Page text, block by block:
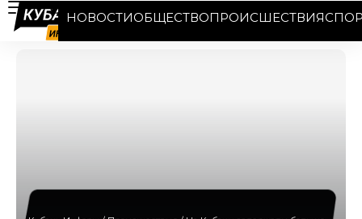
НОВОСТИОБЩЕСТВОПРОИСШЕСТВИЯ